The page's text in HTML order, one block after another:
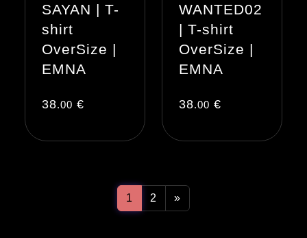
SAYAN | T-
shirt
OverSize |
EMNA
38.00 €
WANTED02
| T-shirt
OverSize |
EMNA
38.00 €
1 2 »